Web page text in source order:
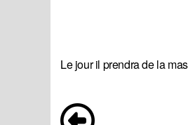
Le jour il prendra de la